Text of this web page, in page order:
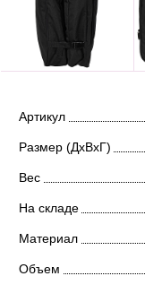
Артикул
Размер (ДхВхГ)
Вес
На складе
Материал
Объем